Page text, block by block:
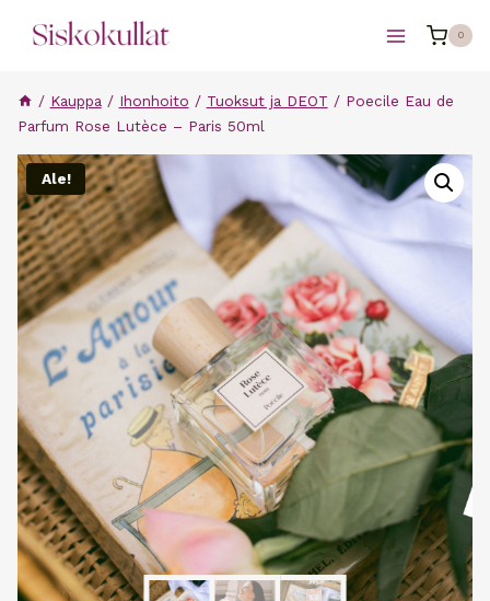
sisältöön
0
/ Kauppa / Ihonhoito / Tuoksut ja DEOT / Poecile Eau de
Parfum Rose Lutèce – Paris 50ml
Ale!